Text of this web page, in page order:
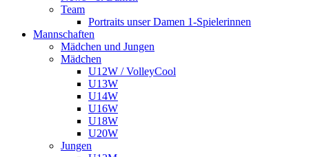
Team
Portraits unser Damen 1-Spielerinnen
Mannschaften
Mädchen und Jungen
Mädchen
U12W / VolleyCool
U13W
U14W
U16W
U18W
U20W
Jungen